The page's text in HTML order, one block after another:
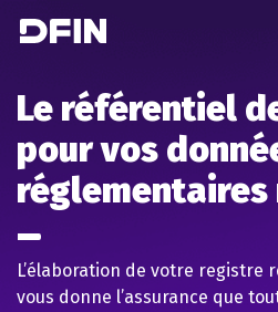
Le référentiel
pour vos
réglementaires
L’élaboration de votre registre
vous donne l’assurance que